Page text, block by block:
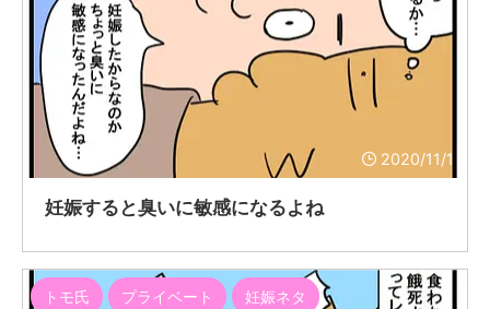
2020/11/1
妊娠すると臭いに敏感になるよね
トモ氏 プライベート 妊娠ネタ